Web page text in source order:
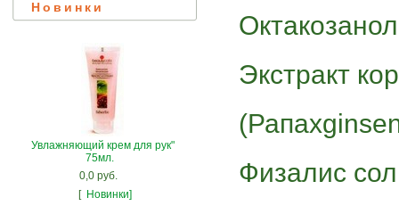
Новинки
Увлажняющий крем для рук"
75мл.
0,0 руб.
[ Новинки]
Экстракт
Физалис